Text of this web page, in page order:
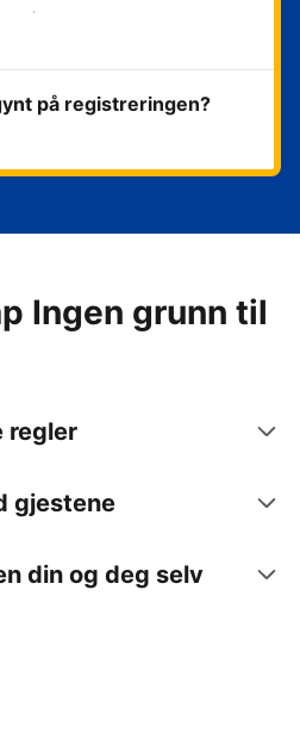
gang nå
på registreringen?
Ingen grunn til
regler
gjestene
din og deg selv
oss i dag